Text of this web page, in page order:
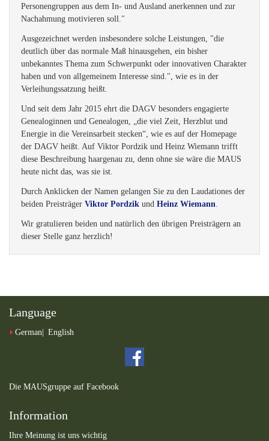
Personengruppen aus dem In- und Ausland anerkennen und zur
Nachahmung motivieren soll."
Ausgezeichnet werden insbesondere solche Leistungen, "die
deutlich über das normale Maß hinausgehen, ein bisher
unbekanntes Thema zum Schwerpunkt oder innovativen Charakter
haben und von allgemeinem Interesse sind.", wie es in der
Verleihungssatzung heißt.
Und seit dem Jahr 2015 ehrt die DAGV besonders engagierte
Genealoginnen und Genealogen, „die viel Zeit, Herzblut und
Energie in die Vereinsarbeit stecken“, wie es auf der Homepage
der DAGV heißt. Auf Viktor Pordzik und Heinz Wiemann trifft
diese Beschreibung haargenau zu, denn ohne sie wäre die MAUS
heute nicht das, was sie ist.
Durch Anklicken der Namen gelangen Sie zu den Laudationes der
beiden Preisträger Viktor Pordzik und Heinz Wiemann.
Wir gratulieren beiden und natürlich den übrigen Preisträgern an
dieser Stelle ganz herzlich!
Language
German English
Die MAUSgruppe auf Facebook
Information
Ihre Meinung ist uns wichtig